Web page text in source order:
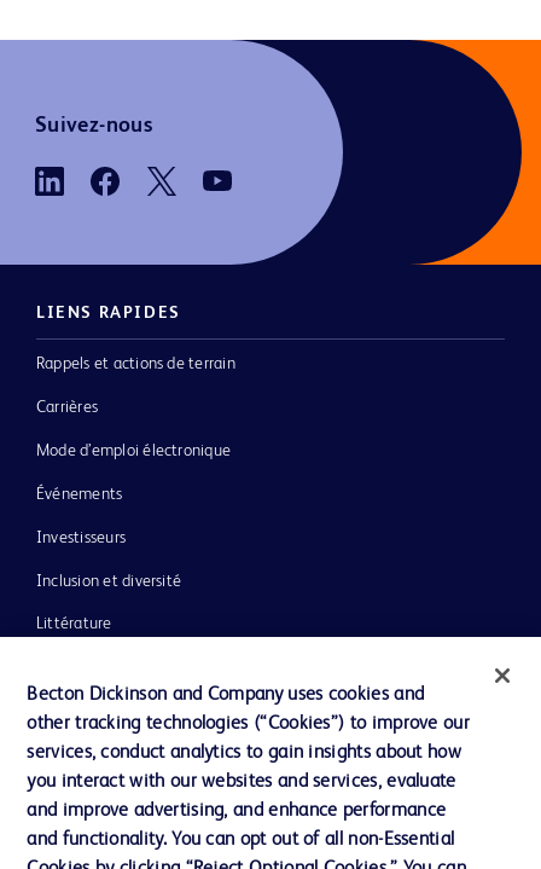
Suivez-nous
LIENS RAPIDES
Rappels et actions de terrain
Carrières
Mode d’emploi électronique
Événements
Investisseurs
Inclusion et diversité
Littérature
Notre entreprise
Éthique et conformité
Assistance
Becton Dickinson and Company uses cookies and
other tracking technologies (“Cookies”) to improve our
services, conduct analytics to gain insights about how
you interact with our websites and services, evaluate
and improve advertising, and enhance performance
and functionality. You can opt out of all non-Essential